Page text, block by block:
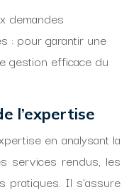
demandes
: pour garantir une
gestion efficace du
l’expertise
en analysant la
services rendus, les
pratiques. Il s’assure